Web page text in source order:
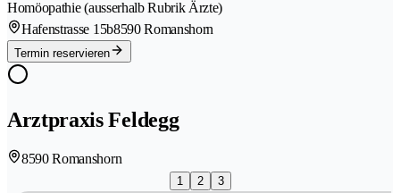
Homöopathie (ausserhalb Rubrik Ärzte)
Hafenstrasse 15b8590 Romanshorn
Termin reservieren
Arztpraxis Feldegg
8590 Romanshorn
1 2 3